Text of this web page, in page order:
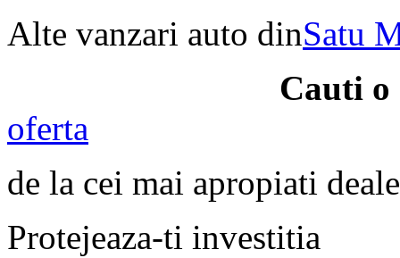
Alte vanzari auto dinSatu
Cauti o
oferta
de la cei mai apropiati
Protejeaza-ti investitia